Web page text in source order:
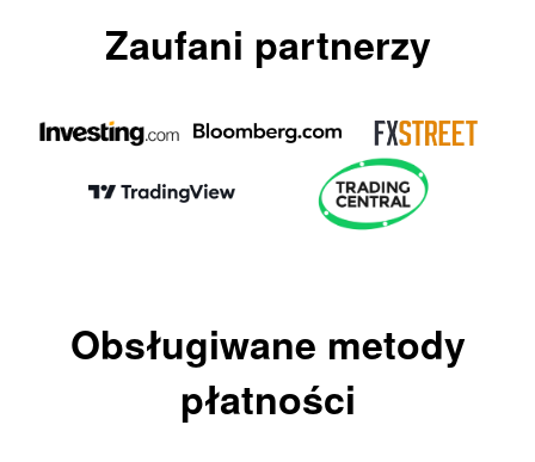
Zaufani partnerzy
Obsługiwane metody
płatności